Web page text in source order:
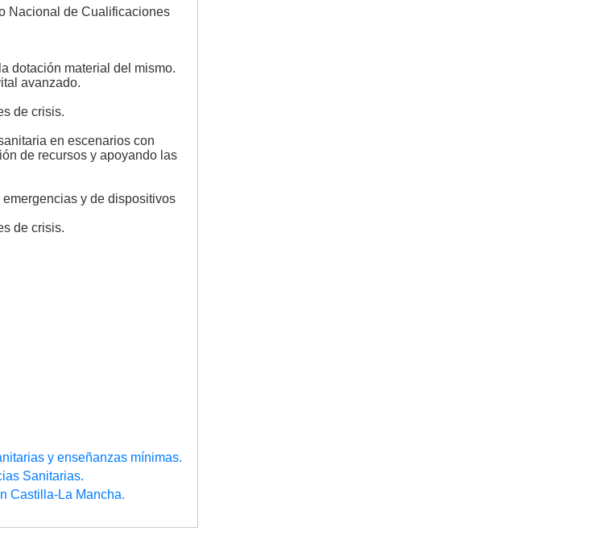
Nacional de Cualificaciones
dotación material del mismo.
avanzado.
de crisis.
en escenarios con
de recursos y apoyando las
y de dispositivos
de crisis.
y enseñanzas mínimas.
Sanitarias.
Castilla-La Mancha.